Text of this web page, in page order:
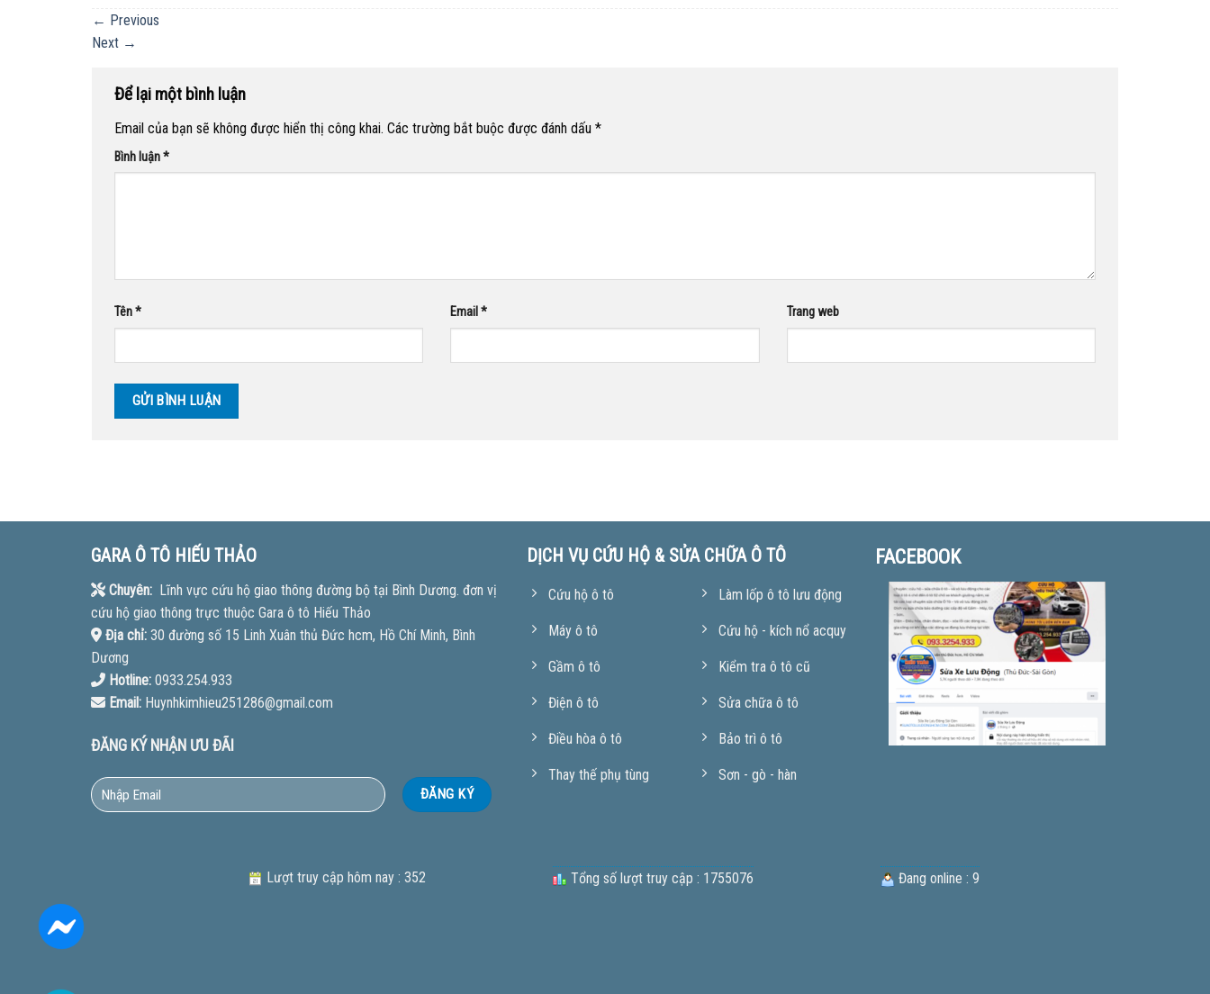
← Previous
Next →
Để lại một bình luận
Email của bạn sẽ không được hiển thị công khai. Các trường bắt buộc được đánh dấu *
Bình luận*
Tên* Email* Trang web
GARA Ô TÔ HIẾU THẢO
Chuyên:Lĩnh vực cứu hộ giao thông đường bộ tại Bình Dương. đơn vị
cứu hộ giao thông trực thuộc Gara ô tô Hiếu Thảo
Địa chỉ:30 đường số 15 Linh Xuân thủ Đức hcm, Hồ Chí Minh, Bình
Dương
Hotline:0933.254.933
Email:Huynhkimhieu251286@gmail.com
ĐĂNG KÝ NHẬN ƯU ĐÃI
DỊCH VỤ CỨU HỘ & SỬA CHỮA Ô TÔ
Cứu hộ ô tô
Máy ô tô
Gầm ô tô
Điện ô tô
Điều hòa ô tô
Thay thế phụ tùng
Làm lốp ô tô lưu động
Cứu hộ - kích nổ acquy
Kiểm tra ô tô cũ
Sửa chữa ô tô
Bảo trì ô tô
Sơn - gò - hàn
FACEBOOK
Lượt truy cập hôm nay : 352 Tổng số lượt truy cập : 1755076 Đang online : 9